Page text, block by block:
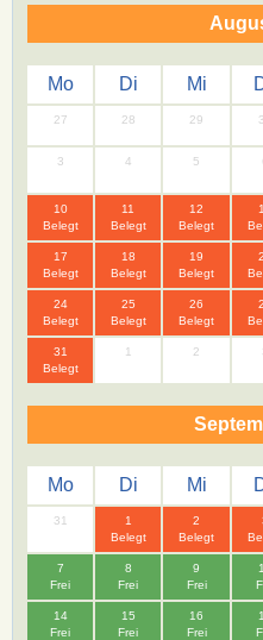
Mo Di Mi
27 28 29
3 4 5
10
Belegt
11
Belegt
12
Belegt
17
Belegt
18
Belegt
19
Belegt
24
Belegt
25
Belegt
26
Belegt
31
Belegt
1 2
Mo Di Mi
31
1
Belegt
2
Belegt
7
Frei
8
Frei
9
Frei
14
Frei
15
Frei
16
Frei